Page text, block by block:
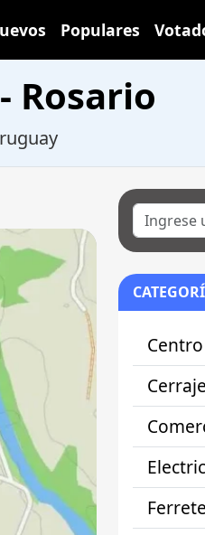
Populares
Rosario